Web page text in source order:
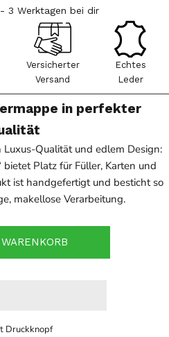
3 Werktagen bei dir
Versicherter
Versand
Echtes
Leder
in perfekter
Qualität und edlem Design:
bietet Platz für Füller, Karten und
ist handgefertigt und besticht so
makellose Verarbeitung.
Druckknopf